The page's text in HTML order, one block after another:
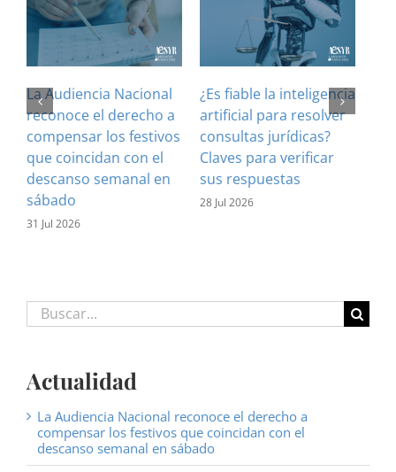
La Audiencia Nacional
reconoce el derecho a
compensar los festivos
que coincidan con el
descanso semanal en
sábado
31 Jul 2026
¿Es fiable la inteligencia
artificial para resolver
consultas jurídicas?
Claves para verificar
sus respuestas
28 Jul 2026
Buscar:
Actualidad
La Audiencia Nacional reconoce el derecho a
compensar los festivos que coincidan con el
descanso semanal en sábado